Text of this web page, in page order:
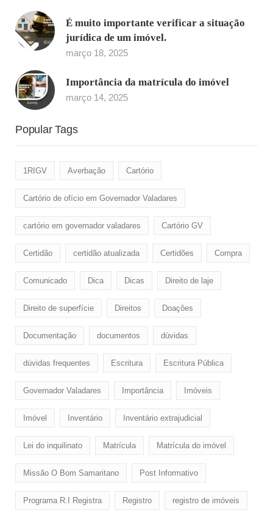
É muito importante verificar a situação
jurídica de um imóvel.
março 18, 2025
Importância da matrícula do imóvel
março 14, 2025
Popular Tags
1RIGV Averbação Cartório
Cartório de ofício em Governador Valadares
cartório em governador valadares Cartório GV
Certidão certidão atualizada Certidões Compra
Comunicado Dica Dicas Direito de laje
Direito de superfície Direitos Doaçôes
Documentação documentos dúvidas
dúvidas frequentes Escritura Escritura Pública
Governador Valadares Importância Imóveis
Imóvel Inventário Inventário extrajudicial
Lei do inquilinato Matrícula Matrícula do imóvel
Missão O Bom Samaritano Post Informativo
Programa R.I Registra Registro registro de imóveis